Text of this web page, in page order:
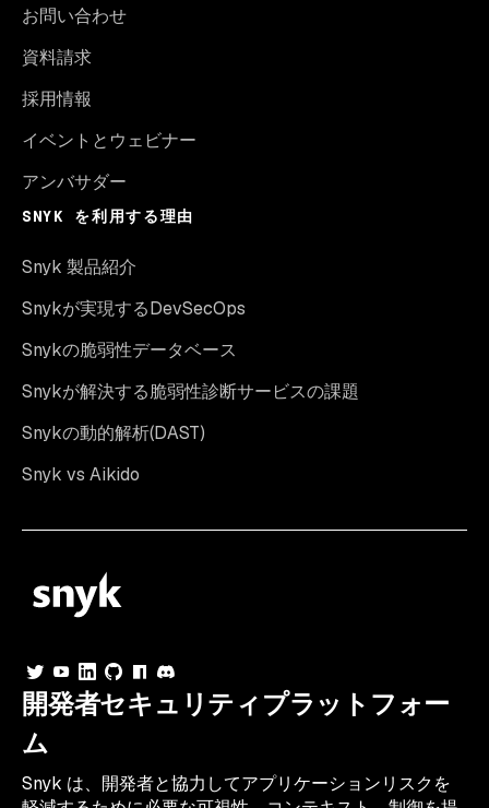
お問い合わせ
資料請求
採用情報
イベントとウェビナー
アンバサダー
SNYK を利用する理由
Snyk 製品紹介
Snykが実現するDevSecOps
Snykの脆弱性データベース
Snykが解決する脆弱性診断サービスの課題
Snykの動的解析(DAST)
Snyk vs Aikido
開発者セキュリティプラットフォー
ム
Snyk は、開発者と協力してアプリケーションリスクを